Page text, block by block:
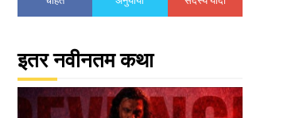
इतर नवीनतम कथा